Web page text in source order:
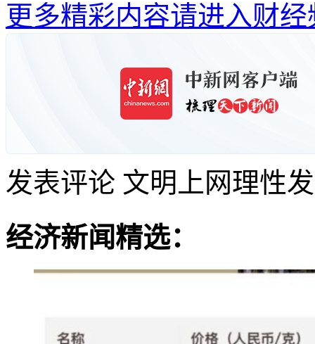
更多精彩内容请进入财经
发表评论 文明上网理性
经济新闻精选：